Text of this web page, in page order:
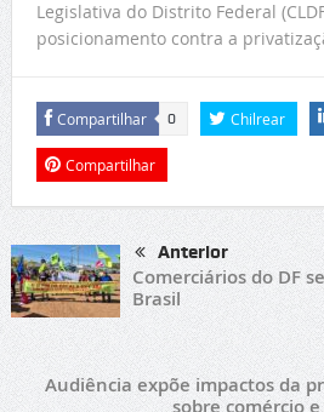
Legislativa do Distrito Federal
posicionamento contra a
Compartilhar 0 Chilrear
Compartilhar
Anterior
Comerciários do DF
Brasil
Audiência expõe impactos da
sobre comércio